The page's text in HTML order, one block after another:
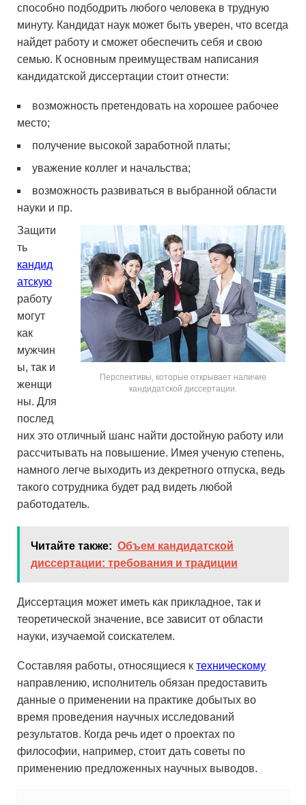
способно подбодрить любого человека в трудную
минуту. Кандидат наук может быть уверен, что всегда
найдет работу и сможет обеспечить себя и свою
семью. К основным преимуществам написания
кандидатской диссертации стоит отнести:
возможность претендовать на хорошее рабочее
место;
получение высокой заработной платы;
уважение коллег и начальства;
возможность развиваться в выбранной области
науки и пр.
Перспективы, которые открывает наличие
кандидатской диссертации.
Защити
ть
кандид
атскую
работу
могут
как
мужчин
ы, так и
женщи
ны. Для
послед
них это отличный шанс найти достойную работу или
рассчитывать на повышение. Имея ученую степень,
намного легче выходить из декретного отпуска, ведь
такого сотрудника будет рад видеть любой
работодатель.
Читайте также: Объем кандидатской
диссертации: требования и традиции
Диссертация может иметь как прикладное, так и
теоретической значение, все зависит от области
науки, изучаемой соискателем.
Составляя работы, относящиеся к техническому
направлению, исполнитель обязан предоставить
данные о применении на практике добытых во
время проведения научных исследований
результатов. Когда речь идет о проектах по
философии, например, стоит дать советы по
применению предложенных научных выводов.